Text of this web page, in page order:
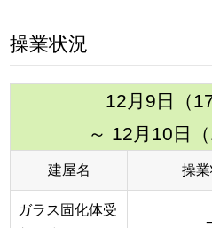
操業状況
12月9日（
～ 12月10日（
建屋名 操
ガラス固化体受